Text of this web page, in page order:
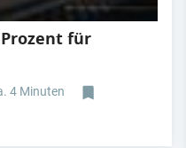
für
4 Minuten